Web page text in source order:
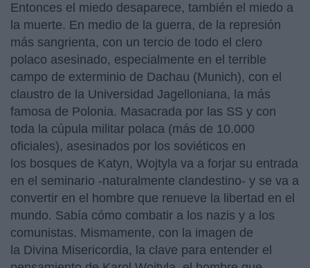
Entonces el miedo desaparece, también el miedo a
la muerte. En medio de la guerra, de la represión
más sangrienta, con un tercio de todo el clero
polaco asesinado, especialmente en el terrible
campo de exterminio de Dachau (Munich), con el
claustro de la Universidad Jagelloniana, la más
famosa de Polonia. Masacrada por las SS y con
toda la cúpula militar polaca (más de 10.000
oficiales), asesinados por los soviéticos en
los bosques de Katyn, Wojtyla va a forjar su entrada
en el seminario -naturalmente clandestino- y se va a
convertir en el hombre que renueve la libertad en el
mundo. Sabía cómo combatir a los nazis y a los
comunistas. Mismamente, con la imagen de
la Divina Misericordia, la clave para entender el